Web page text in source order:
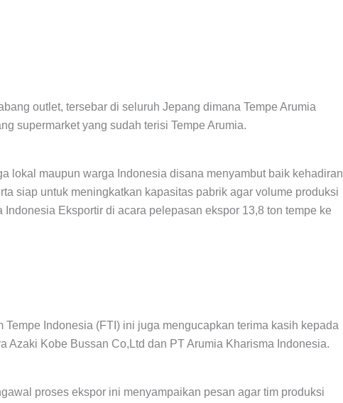
outlet, tersebar di seluruh Jepang dimana Tempe Arumia
supermarket yang sudah terisi Tempe Arumia.
lokal maupun warga Indonesia disana menyambut baik kehadiran
siap untuk meningkatkan kapasitas pabrik agar volume produksi
Eksportir di acara pelepasan ekspor 13,8 ton tempe ke
Indonesia (FTI) ini juga mengucapkan terima kasih kepada
Kobe Bussan Co,Ltd dan PT Arumia Kharisma Indonesia.
proses ekspor ini menyampaikan pesan agar tim produksi